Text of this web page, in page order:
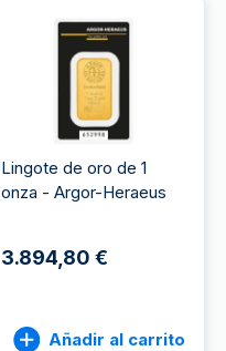
Lingote de oro de 1
onza - Argor-Heraeus
3.894,80 €
Añadir al carrito